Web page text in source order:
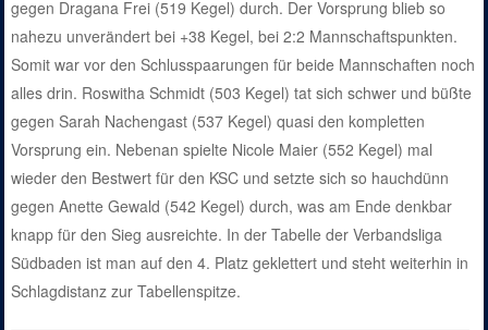
gegen Dragana Frei (519 Kegel) durch. Der Vorsprung blieb so
nahezu unverändert bei +38 Kegel, bei 2:2 Mannschaftspunkten.
Somit war vor den Schlusspaarungen für beide Mannschaften noch
alles drin. Roswitha Schmidt (503 Kegel) tat sich schwer und büßte
gegen Sarah Nachengast (537 Kegel) quasi den kompletten
Vorsprung ein. Nebenan spielte Nicole Maier (552 Kegel) mal
wieder den Bestwert für den KSC und setzte sich so hauchdünn
gegen Anette Gewald (542 Kegel) durch, was am Ende denkbar
knapp für den Sieg ausreichte. In der Tabelle der Verbandsliga
Südbaden ist man auf den 4. Platz geklettert und steht weiterhin in
Schlagdistanz zur Tabellenspitze.